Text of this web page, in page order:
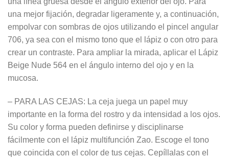
una mejor fijación, degradar ligeramente y, a continuación,
empolvar con sombras de ojos utilizando el pincel angular
706, ya sea con el mismo tono que el lápiz o con otro para
crear un contraste. Para ampliar la mirada, aplicar el Lápiz
Beige Nude 564 en el ángulo interno del ojo y en la
mucosa.
– PARA LAS CEJAS: La ceja juega un papel muy
importante en la forma del rostro y da intensidad a los ojos.
Su color y forma pueden definirse y disciplinarse
fácilmente con el lápiz multifunción Zao. Escoge el tono
que coincida con el color de tus cejas. Cepíllalas con el